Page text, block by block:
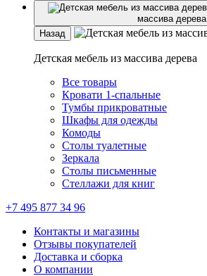
массива дерева
Назад
Детская мебель из массива дерева
Все товары
Кровати 1-спальные
Тумбы прикроватные
Шкафы для одежды
Комоды
Столы туалетные
Зеркала
Столы письменные
Стеллажи для книг
+7 495 877 34 96
Контакты и магазины
Отзывы покупателей
Доставка и сборка
О компании